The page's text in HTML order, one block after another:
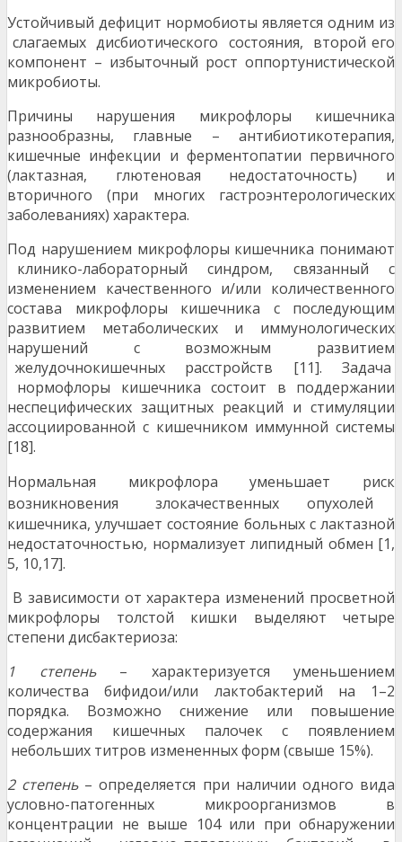
Устойчивый дефицит нормобиоты является одним из
слагаемых дисбиотического состояния, второй его
компонент – избыточный рост оппортунистической
микробиоты.
Причины нарушения микрофлоры кишечника
разнообразны, главные – антибиотикотерапия,
кишечные инфекции и ферментопатии первичного
(лактазная, глютеновая недостаточность) и
вторичного (при многих гастроэнтерологических
заболеваниях) характера.
Под нарушением микрофлоры кишечника понимают
клинико-лабораторный синдром, связанный с
изменением качественного и/или количественного
состава микрофлоры кишечника с последующим
развитием метаболических и иммунологических
нарушений с возможным развитием
желудочнокишечных расстройств [11]. Задача
нормофлоры кишечника состоит в поддержании
неспецифических защитных реакций и стимуляции
ассоциированной с кишечником иммунной системы
[18].
Нормальная микрофлора уменьшает риск
возникновения злокачественных опухолей
кишечника, улучшает состояние больных с лактазной
недостаточностью, нормализует липидный обмен [1,
5, 10,17].
В зависимости от характера изменений просветной
микрофлоры толстой кишки выделяют четыре
степени дисбактериоза:
1 степень – характеризуется уменьшением
количества бифидои/или лактобактерий на 1–2
порядка. Возможно снижение или повышение
содержания кишечных палочек с появлением
небольших титров измененных форм (свыше 15%).
2 степень – определяется при наличии одного вида
условно-патогенных микроорганизмов в
концентрации не выше 104 или при обнаружении